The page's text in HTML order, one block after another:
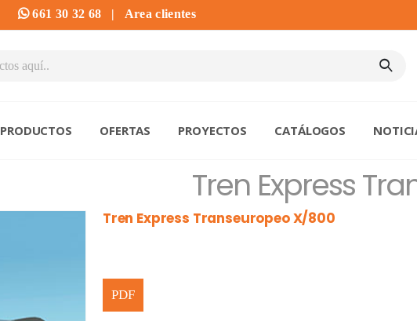
661 30 32 68 | Area clientes
PRODUCTOS OFERTAS PROYECTOS CATÁLOGOS
Tren Express
Tren Express Transeuropeo X/800